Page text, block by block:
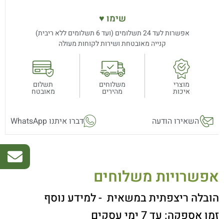
שימו ♥
אפשרות לעד 24 תשלומים (ועד 6 תשלומים ללא ריבית)
קנייה מאובטחת ושירות לקוחות מעולה
מוצרי
איכות
משלוחים
מהירים
תשלום
מאובטח
השאירו הודעה דברו איתנו WhatsApp
אפשרויות משלוחים
הובלה ריצפתית במשאית - למידע נוסף
זמן אספקה: עד 7 ימי עסקים